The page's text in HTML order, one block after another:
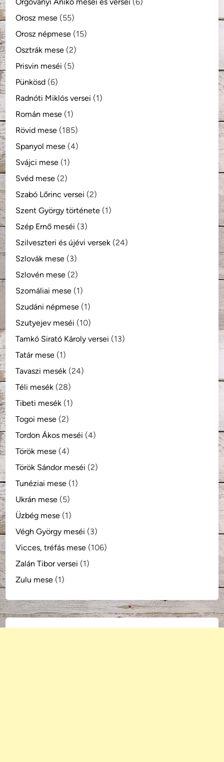
Orosz mese (55)
Orosz népmese (15)
Osztrák mese (2)
Prisvin meséi (5)
Pünkösd (6)
Radnóti Miklós versei (1)
Román mese (1)
Rövid mese (185)
Spanyol mese (4)
Svájci mese (1)
Svéd mese (2)
Szabó Lőrinc versei (2)
Szent György története (1)
Szép Ernő meséi (3)
Szilveszteri és újévi versek (24)
Szlovák mese (3)
Szlovén mese (2)
Szomáliai mese (1)
Szudáni népmese (1)
Szutyejev meséi (10)
Tamkó Sirató Károly versei (13)
Tatár mese (1)
Tavaszi mesék (24)
Téli mesék (28)
Tibeti mesék (1)
Togoi mese (2)
Tordon Ákos meséi (4)
Török mese (4)
Török Sándor meséi (2)
Tunéziai mese (1)
Ukrán mese (5)
Üzbég mese (1)
Végh György meséi (3)
Vicces, tréfás mese (106)
Zalán Tibor versei (1)
Zulu mese (1)